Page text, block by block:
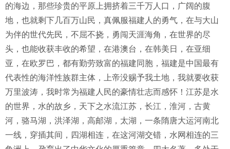
的海边，那些珍贵的平原上拥挤着三千万人口，广阔的腹
地，也就剩下几百万山民，真佩服福建人的勇气，在与大山
为伴的世代先民，不屈不挠，勇闯天涯海角，在世界的尽
头，也能收获丰收的希望，在港澳台，在韩美日，在亚细
亚，在欧罗巴，都有勤劳致富的福建同胞，福建是中国最有
代表性的海洋性族群主体，上帝没赐予我土地，我就要收获
万里波涛，我时常为福建人民的豪情壮志而感怀！江苏是水
的世界，水的故乡，天下之水流江苏，长江，淮河，古黄
河，骆马湖，洪泽湖，高邮湖，太湖，一条隋唐大运河南北
一线，穿插其间，四湖相连，在这河湖交错，水网相连的三